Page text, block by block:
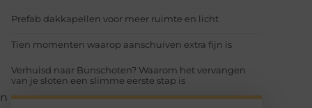
Prefab dakkapellen voor meer ruimte en licht
Tien momenten waarop aanschuiven extra fijn is
Verhuisd naar Bunschoten? Waarom het vervangen
van je sloten een slimme eerste stap is